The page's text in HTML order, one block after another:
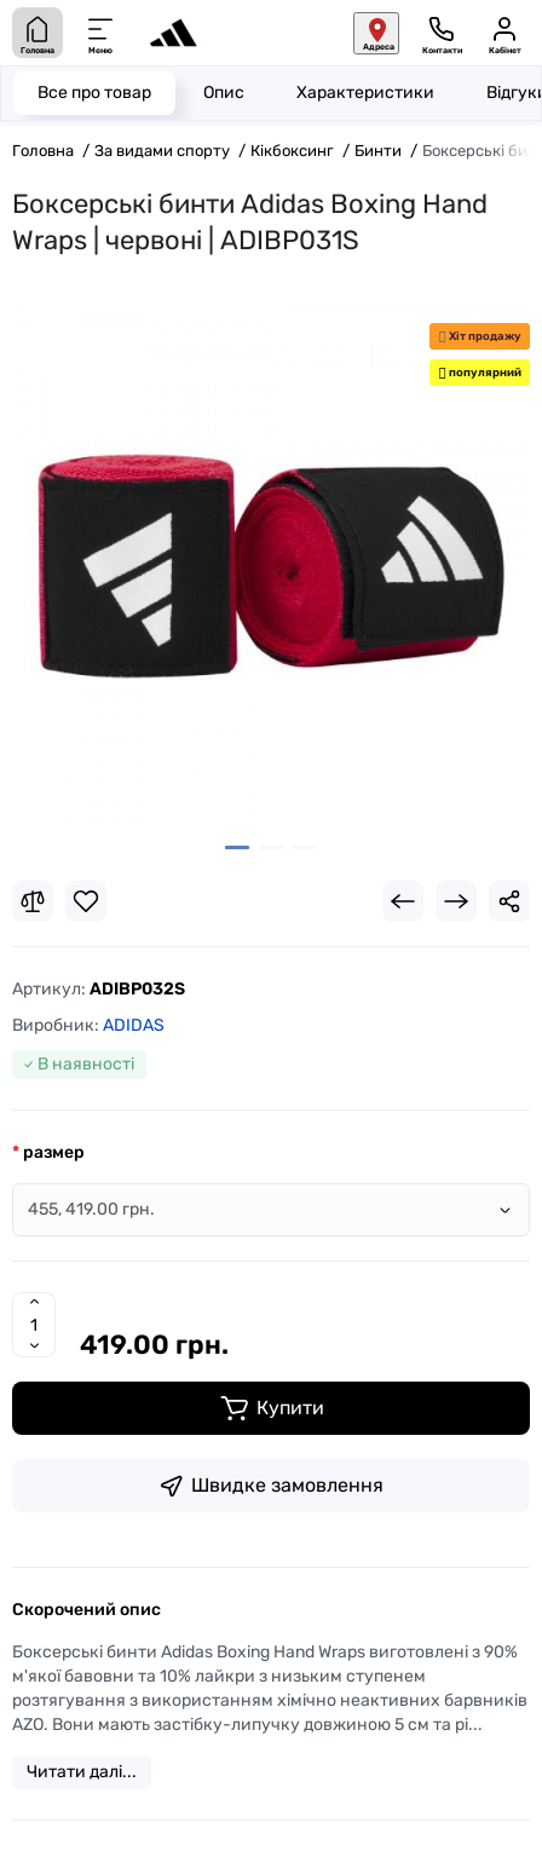
Головна Меню Адреса Контакти Кабінет
Головна За видами спорту Кікбоксинг Бинти Боксерські
Боксерські бинти Adidas Boxing Hand
Wraps | червоні | ADIBP031S
Все про товар Опис Характеристики
Хіт продажу
популярний
Артикул: ADIBP032S
Виробник: ADIDAS
В наявності
размер
419.00 грн.
Купити
Швидке замовлення
Скорочений опис
Боксерські бинти Adidas Boxing Hand Wraps виготовлені з 90%
м'якої бавовни та 10% лайкри з низьким ступенем
розтягування з використанням хімічно неактивних барвників
AZO. Вони мають застібку-липучку довжиною 5 см та рі...
Читати далі...